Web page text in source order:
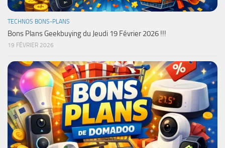
TECHNOS BONS-PLANS
Bons Plans Geekbuying du Jeudi 19 Février 2026 !!!
19 FÉVRIER 2026